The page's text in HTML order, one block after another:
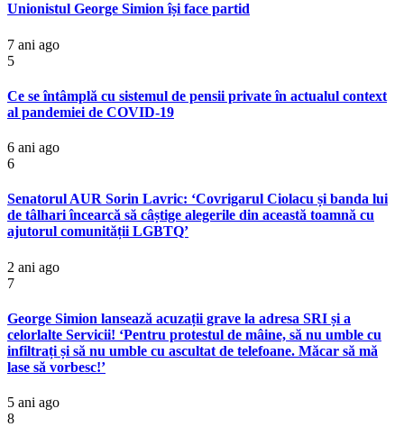
Unionistul George Simion își face partid
7 ani ago
5
Ce se întâmplă cu sistemul de pensii private în actualul context
al pandemiei de COVID-19
6 ani ago
6
Senatorul AUR Sorin Lavric: ‘Covrigarul Ciolacu și banda lui
de tâlhari încearcă să câștige alegerile din această toamnă cu
ajutorul comunității LGBTQ’
2 ani ago
7
George Simion lansează acuzații grave la adresa SRI și a
celorlalte Servicii! ‘Pentru protestul de mâine, să nu umble cu
infiltrați și să nu umble cu ascultat de telefoane. Măcar să mă
lase să vorbesc!’
5 ani ago
8